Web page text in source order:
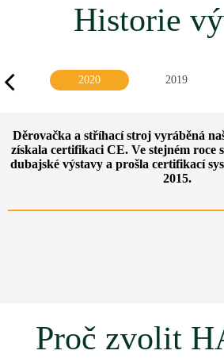
Historie
2020 2019
Děrovačka a stříhací stroj vyráběná
získala certifikaci CE. Ve stejném roce
dubajské výstavy a prošla certifikací
2015.
Proč zvolit